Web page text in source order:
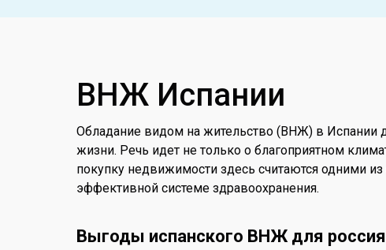
ВНЖ Испании
Обладание видом на жительство (ВНЖ) в Испании
жизни. Речь идет не только о благоприятном
покупку недвижимости здесь считаются одними
эффективной системе здравоохранения.
Выгоды испанского ВНЖ для